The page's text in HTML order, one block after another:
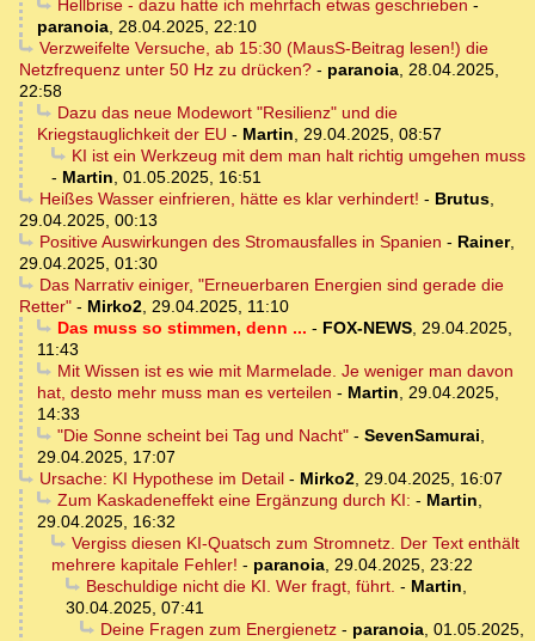
Hellbrise - dazu hatte ich mehrfach etwas geschrieben -
paranoia 28.04.2025, 22:10
Verzweifelte Versuche, ab 15:30 (MausS-Beitrag lesen!) die
Netzfrequenz unter 50 Hz zu drücken? - paranoia 28.04.2025,
22:58
Dazu das neue Modewort "Resilienz" und die
Kriegstauglichkeit der EU - Martin
29.04.2025, 08:57
KI ist ein Werkzeug mit dem man halt richtig umgehen muss
- Martin 01.05.2025, 16:51
Heißes Wasser einfrieren, hätte es klar verhindert! - Brutus,
29.04.2025, 00:13
Positive Auswirkungen des Stromausfalles in Spanien - Rainer,
29.04.2025, 01:30
Das Narrativ einiger, "Erneuerbaren Energien sind gerade die
Retter" - Mirko2 29.04.2025, 11:10
Das muss so stimmen, denn ... - FOX-NEWS, 29.04.2025,
11:43
Mit Wissen ist es wie mit Marmelade. Je weniger man davon
hat, desto mehr muss man es verteilen - Martin
29.04.2025,
14:33
"Die Sonne scheint bei Tag und Nacht"- SevenSamurai
29.04.2025, 17:07
Ursache: KI Hypothese im Detail- Mirko2, 29.04.2025, 16:07
Zum Kaskadeneffekt eine Ergänzung durch KI: - Martin
29.04.2025, 16:32
Vergiss diesen KI-Quatsch zum Stromnetz. Der Text enthält
mehrere kapitale Fehler! - paranoia 29.04.2025, 23:22
Beschuldige nicht die KI. Wer fragt, führt. - Martin
30.04.2025, 07:41
Deine Fragen zum Energienetz- paranoia, 01.05.2025,